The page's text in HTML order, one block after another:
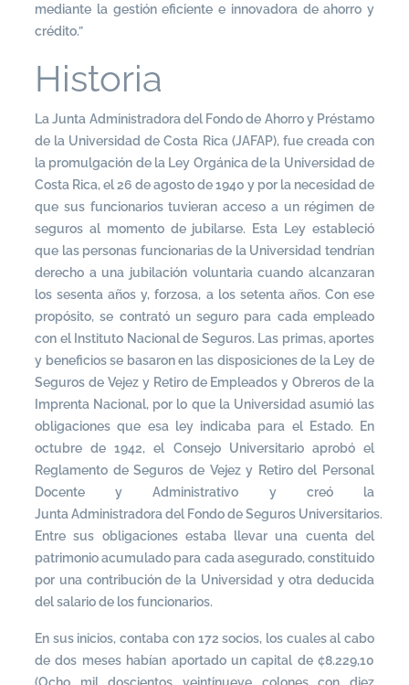
mediante la gestión eficiente e innovadora de ahorro y
crédito.”
Historia
La Junta Administradora del Fondo de Ahorro y Préstamo
de la Universidad de Costa Rica (JAFAP), fue creada con
la promulgación de la Ley Orgánica de la Universidad de
Costa Rica, el 26 de agosto de 1940 y por la necesidad de
que sus funcionarios tuvieran acceso a un régimen de
seguros al momento de jubilarse. Esta Ley estableció
que las personas funcionarias de la Universidad tendrían
derecho a una jubilación voluntaria cuando alcanzaran
los sesenta años y, forzosa, a los setenta años. Con ese
propósito, se contrató un seguro para cada empleado
con el Instituto Nacional de Seguros. Las primas, aportes
y beneficios se basaron en las disposiciones de la Ley de
Seguros de Vejez y Retiro de Empleados y Obreros de la
Imprenta Nacional, por lo que la Universidad asumió las
obligaciones que esa ley indicaba para el Estado. En
octubre de 1942, el Consejo Universitario aprobó el
Reglamento de Seguros de Vejez y Retiro del Personal
Docente y Administrativo y creó la
Junta Administradora del Fondo de Seguros Universitarios.
Entre sus obligaciones estaba llevar una cuenta del
patrimonio acumulado para cada asegurado, constituido
por una contribución de la Universidad y otra deducida
del salario de los funcionarios.
En sus inicios, contaba con 172 socios, los cuales al cabo
de dos meses habían aportado un capital de ¢8.229,10